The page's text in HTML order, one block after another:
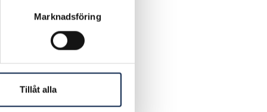
Marknadsföring
Tillåt alla
de behov